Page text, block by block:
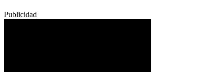
Publicidad